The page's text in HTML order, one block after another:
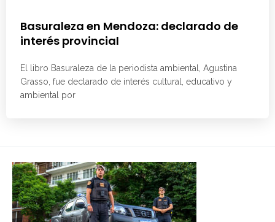
Basuraleza en Mendoza: declarado de
interés provincial
El libro Basuraleza de la periodista ambiental, Agustina
Grasso, fue declarado de interés cultural, educativo y
ambiental por